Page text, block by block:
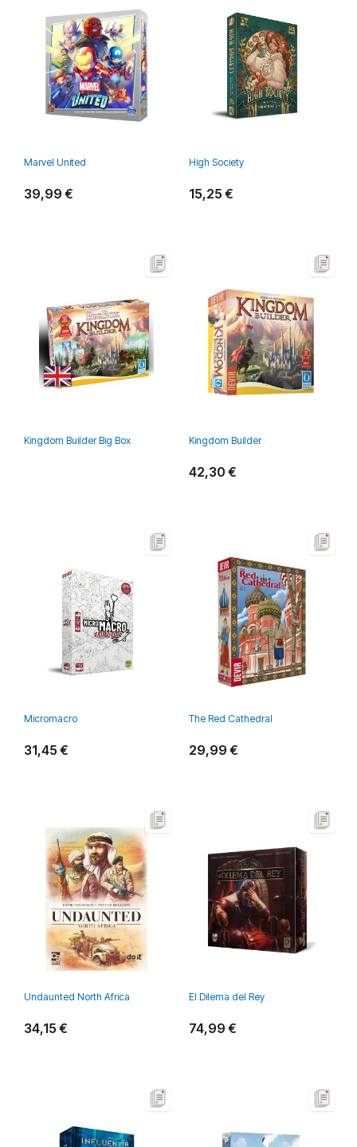
Marvel United
39,99 €
High Society
15,25 €
Kingdom Builder Big Box Kingdom Builder
42,30 €
Micromacro
31,45 €
The Red Cathedral
29,99 €
Undaunted North Africa
34,15 €
El Dilema del Rey
74,99 €